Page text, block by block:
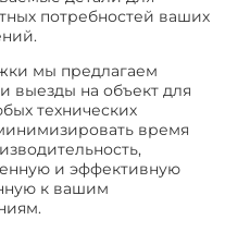
потребностей ваших
мы предлагаем
выезды на объект для
технических
время
и эффективную
к вашим